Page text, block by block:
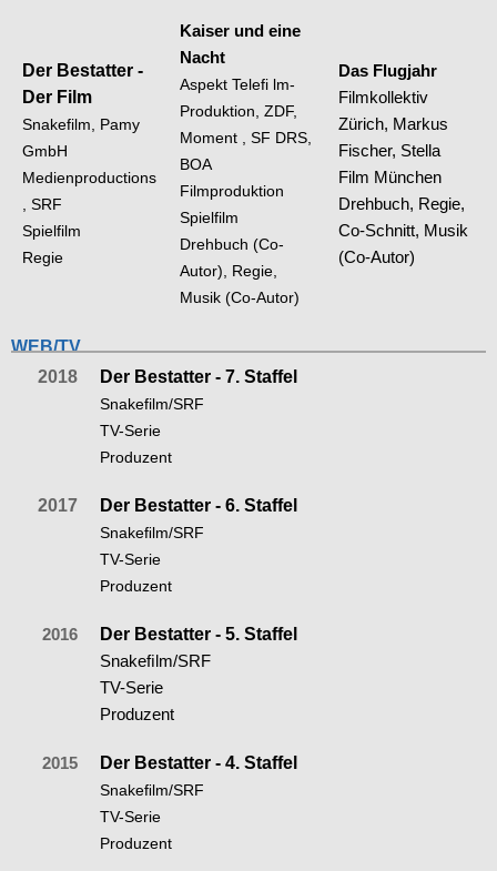
Der Bestatter -
Der Film
Snakefilm, Pamy
GmbH
Medienproductions
, SRF
Spielfilm
Regie
Kaiser und eine
Nacht
Aspekt Telefi lm-
Produktion, ZDF,
Moment , SF DRS,
BOA
Filmproduktion
Spielfilm
Drehbuch (Co-
Autor), Regie,
Musik (Co-Autor)
Das Flugjahr
Filmkollektiv
Zürich, Markus
Fischer, Stella
Film München
Drehbuch, Regie,
Co-Schnitt, Musik
(Co-Autor)
WEB/TV
2018
Der Bestatter - 7. Staffel
Snakefilm/SRF
TV-Serie
Produzent
2017 Der Bestatter - 6. Staffel
Snakeﬁlm/SRF
TV-Serie
Produzent
2016
Der Bestatter - 5. Staffel
Snakeﬁlm/SRF
TV-Serie
Produzent
2015 Der Bestatter - 4. Staffel
Snakeﬁlm/SRF
TV-Serie
Produzent